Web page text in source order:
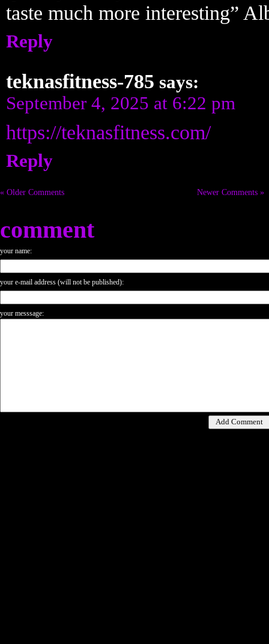
taste much more interesting”
Reply
teknasfitness-785 says:
September 4, 2025 at 6:22 pm
https://teknasfitness.com/
Reply
« Older Comments Newer Comments »
comment
your name:
your e-mail address (will not be published):
your messsage: